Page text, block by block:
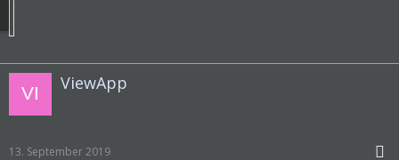
ViewApp
13. September 2019